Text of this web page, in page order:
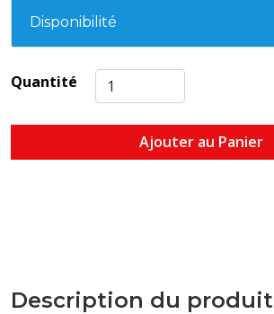
195x1200x220 / 18 kg
Disponibilité
Quantité
Ajouter au Panier
Description du produit